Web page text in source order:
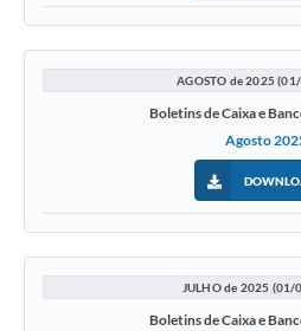
AGOSTO de 2025
Boletins de Caixa e
Agosto
JULHO de 2025
Boletins de Caixa e